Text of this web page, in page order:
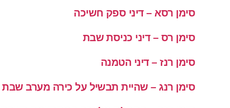
סימן רסא – דיני ספק חשיכה
סימן רס – דיני כניסת שבת
סימן רנז – דיני הטמנה
סימן רנג – שהיית תבשיל על כירה מערב שבת